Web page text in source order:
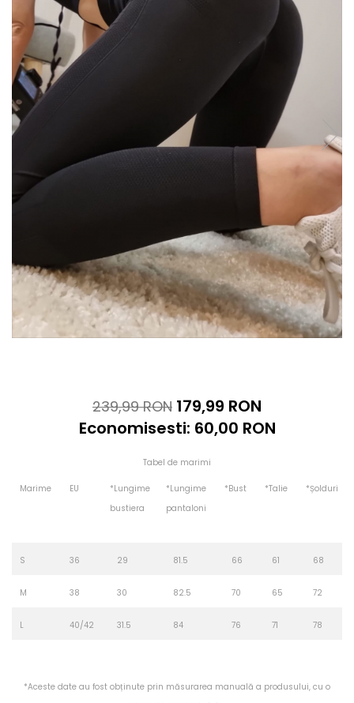
239,99 RON 179,99 RON
Economisesti: 60,00 RON
Tabel de marimi
Marime EU
*Lungime
bustiera
*Lungime
pantaloni
*Bust *Talie *Șolduri
S 36 29 81.5 66 61 68
M 38 30 82.5 70 65 72
L 40/42 31.5 84 76 71 78
*Aceste date au fost obținute prin măsurarea manuală a produsului, cu o